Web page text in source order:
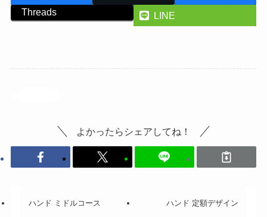
Threads
LINE
よかったらシェアしてね！
ハンド ミドルコース ハンド 定額デザイン